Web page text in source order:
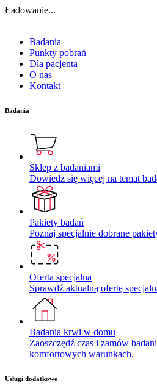
Ładowanie...
Badania
Punkty pobrań
Dla pacjenta
O nas
Kontakt
Badania
Sklep z badaniami
Dowiedz się więcej na temat
Pakiety badań
Poznaj specjalnie dobrane
Oferta specjalna
Sprawdź aktualną ofertę
Badania krwi w domu
Zaoszczędź czas i zamów
komfortowych warunkach.
Usługi dodatkowe